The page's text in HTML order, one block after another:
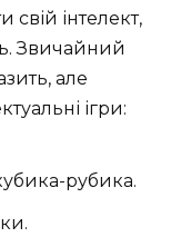
свій інтелект,
Звичайний
але
ігри:
рубика.